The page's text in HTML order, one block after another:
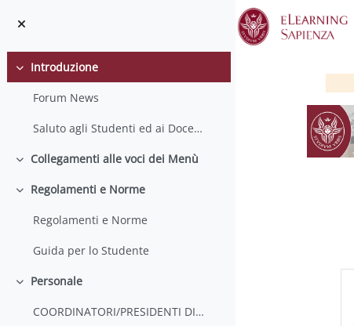
Minimizza
Introduzione
Forum News
Saluto agli Studenti ed ai Docenti
Minimizza
Collegamenti alle voci dei Menù
Minimizza
Regolamenti e Norme
Regolamenti e Norme
Guida per lo Studente
Minimizza
Personale
COORDINATORI/PRESIDENTI DI COMMISSIONE